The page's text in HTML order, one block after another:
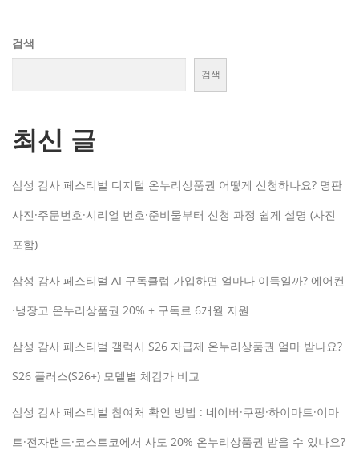
검색
검색
최신 글
삼성 감사 페스티벌 디지털 온누리상품권 어떻게 신청하나요? 명판
사진·주문번호·시리얼 번호·준비물부터 신청 과정 쉽게 설명 (사진
포함)
삼성 감사 페스티벌 AI 구독클럽 가입하면 얼마나 이득일까? 에어컨
·냉장고 온누리상품권 20% + 구독료 6개월 지원
삼성 감사 페스티벌 갤럭시 S26 자급제 온누리상품권 얼마 받나요?
S26 플러스(S26+) 모델별 체감가 비교
삼성 감사 페스티벌 참여처 확인 방법 : 네이버·쿠팡·하이마트·이마
트·전자랜드·코스트코에서 사도 20% 온누리상품권 받을 수 있나요?